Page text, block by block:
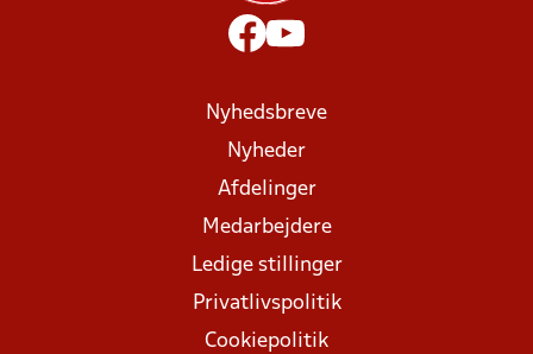
Nyhedsbreve
Nyheder
Afdelinger
Medarbejdere
Ledige stillinger
Privatlivspolitik
Cookiepolitik